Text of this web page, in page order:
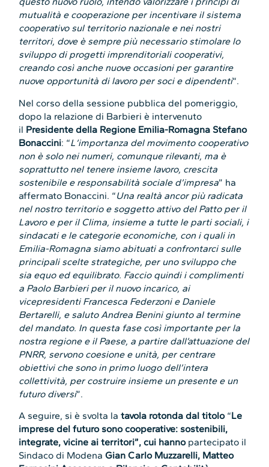
mutualità e cooperazione per incentivare il sistema
cooperativo sul territorio nazionale e nei nostri
territori, dove è sempre più necessario stimolare lo
sviluppo di progetti imprenditoriali cooperativi,
creando così anche nuove occasioni per garantire
nuove opportunità di lavoro per soci e dipendenti“.
Nel corso della sessione pubblica del pomeriggio,
dopo la relazione di Barbieri è intervenuto
il Presidente della Regione Emilia-Romagna Stefano
Bonaccini: “L’importanza del movimento cooperativo
non è solo nei numeri, comunque rilevanti, ma è
soprattutto nel tenere insieme lavoro, crescita
sostenibile e responsabilità sociale d’impresa” ha
affermato Bonaccini. “Una realtà ancor più radicata
nel nostro territorio e soggetto attivo del Patto per il
Lavoro e per il Clima, insieme a tutte le parti sociali, i
sindacati e le categorie economiche, con i quali in
Emilia-Romagna siamo abituati a confrontarci sulle
principali scelte strategiche, per uno sviluppo che
sia equo ed equilibrato. Faccio quindi i complimenti
a Paolo Barbieri per il nuovo incarico, ai
vicepresidenti Francesca Federzoni e Daniele
Bertarelli, e saluto Andrea Benini giunto al termine
del mandato. In questa fase così importante per la
nostra regione e il Paese, a partire dall’attuazione del
PNRR, servono coesione e unità, per centrare
obiettivi che sono in primo luogo dell’intera
collettività, per costruire insieme un presente e un
futuro diversi”.
A seguire, si è svolta latavola rotonda dal titolo “Le
imprese del futuro sono cooperative: sostenibili,
integrate, vicine ai territori”, cui hannopartecipato il
Sindaco di ModenaGian Carlo Muzzarelli, Matteo